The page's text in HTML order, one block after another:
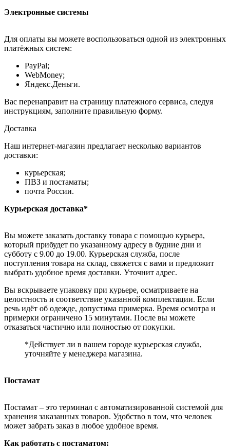
Электронные системы
Для оплаты вы можете воспользоваться одной из электронных
платёжных систем:
PayPal;
WebMoney;
Яндекс.Деньги.
Вас перенаправит на страницу платежного сервиса, следуя
инструкциям, заполните правильную форму.
Доставка
Наш интернет-магазин предлагает несколько вариантов
доставки:
курьерская;
ПВЗ и постаматы;
почта России.
Курьерская доставка*
Вы можете заказать доставку товара с помощью курьера,
который прибудет по указанному адресу в будние дни и
субботу с 9.00 до 19.00. Курьерская служба, после
поступления товара на склад, свяжется с вами и предложит
выбрать удобное время доставки. Уточнит адрес.
Вы вскрываете упаковку при курьере, осматриваете на
целостность и соответствие указанной комплектации. Если
речь идёт об одежде, допустима примерка. Время осмотра и
примерки ограничено 15 минутами. После вы можете
отказаться частично или полностью от покупки.
*Действует ли в вашем городе курьерская служба,
уточняйте у менеджера магазина.
Постамат
Постамат – это терминал с автоматизированной системой для
хранения заказанных товаров. Удобство в том, что человек
может забрать заказ в любое удобное время.
Как работать с постаматом: